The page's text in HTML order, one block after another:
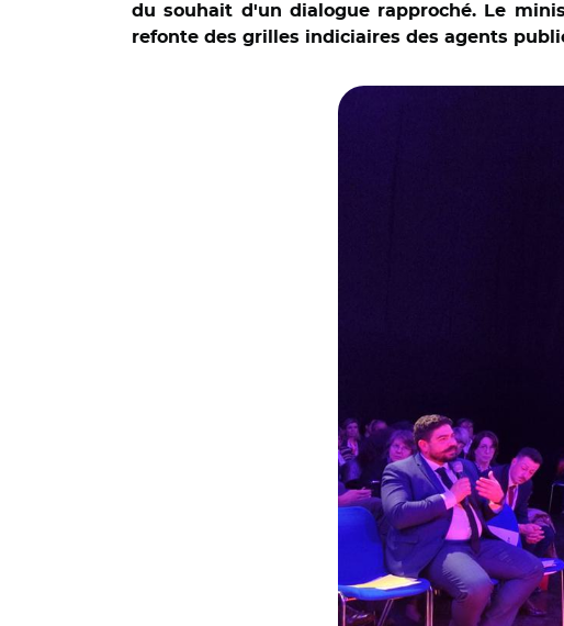
du souhait d'un dialogue rapproché. Le
refonte des grilles indiciaires des agents